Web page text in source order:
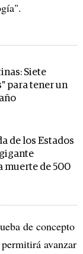
Siete
para tener un
de los Estados
muerte de 500
de concepto
avanzar